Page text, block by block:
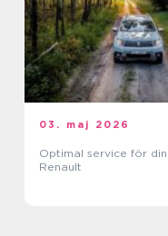
03. maj 2026
Optimal service för din
Renault